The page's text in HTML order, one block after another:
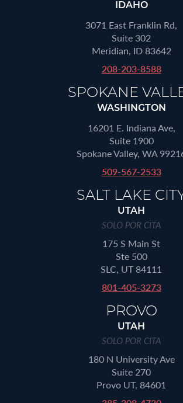
IDAHO
3071 East Franklin Rd,
Suite 302
Meridian, ID 83642
208-203-8588
SPOKANE
WASHINGTON
16201 E. Indiana Ave,
Suite 1900
Spokane Valley, WA
509-567-2533
SALT LAKE
UTAH
SOLO POR CITA
175 S Main St
Ste 500
SLC, UT 84111
801-405-3273
PROVO
UTAH
SOLO POR CITA
180 N University Ave
Suite 270
Provo UT, 84601